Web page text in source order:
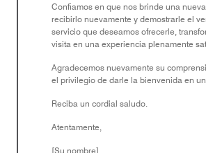
Confiamos en que nos brinde una
recibirlo nuevamente y demostrarle el
servicio que deseamos ofrecerle,
visita en una experiencia plenamente
Agradecemos nuevamente su
el privilegio de darle la bienvenida en
Reciba un cordial saludo.
Atentamente,
[Su nombre]